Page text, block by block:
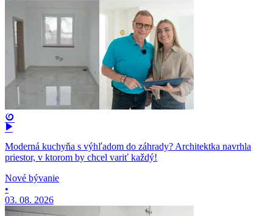
Moderná kuchyňa s výhľadom do záhrady? Architektka navrhla
priestor, v ktorom by chcel variť každý!
Nové bývanie
•
03. 08. 2026